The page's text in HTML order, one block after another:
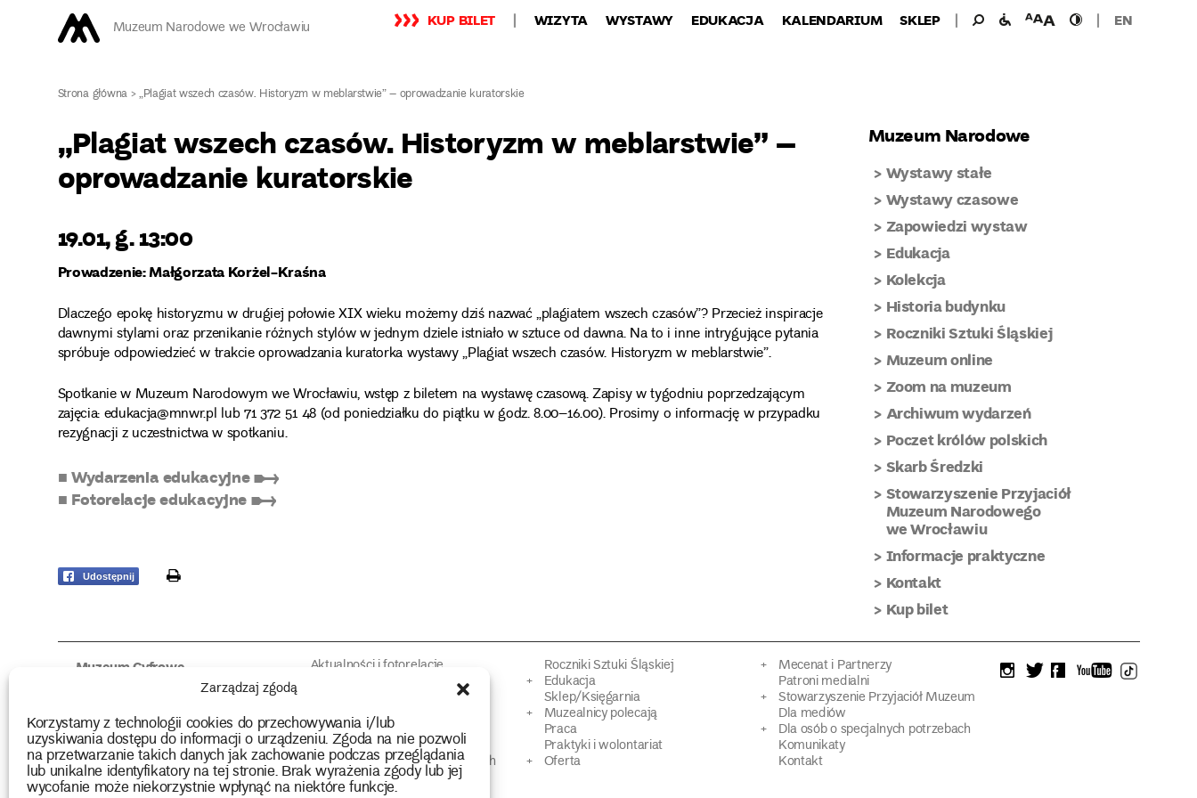
Zarządzaj zgodą
Korzystamy z technologii cookies do przechowywania i/lub
uzyskiwania dostępu do informacji o urządzeniu. Zgoda na nie pozwoli
na przetwarzanie takich danych jak zachowanie podczas przeglądania
lub unikalne identyfikatory na tej stronie. Brak wyrażenia zgody lub jej
wycofanie może niekorzystnie wpłynąć na niektóre funkcje.
Muzeum Narodowe we Wrocławiu KUP BILET WIZYTA WYSTAWY EDUKACJA KALENDARIUM SKLEP Wyszukaj
Wyszukiwanie
dla:
udogodnieniawielkość
czcionki
wysoki
kontrast
EN
Strona główna>„Plagiat wszech czasów. Historyzm w meblarstwie” – oprowadzanie kuratorskie
„Plagiat wszech czasów. Historyzm w meblarstwie” –
oprowadzanie kuratorskie
19.01, g. 13:00
Prowadzenie: Małgorzata Korżel-Kraśna
Dlaczego epokę historyzmu w drugiej połowie XIX wieku możemy dziś nazwać „plagiatem wszech czasów”? Przecież inspiracje
dawnymi stylami oraz przenikanie różnych stylów w jednym dziele istniało w sztuce od dawna. Na to i inne intrygujące pytania
spróbuje odpowiedzieć w trakcie oprowadzania kuratorka wystawy „Plagiat wszech czasów. Historyzm w meblarstwie”.
Spotkanie w Muzeum Narodowym we Wrocławiu, wstęp z biletem na wystawę czasową. Zapisy w tygodniu poprzedzającym
zajęcia: edukacja@mnwr.pl lub 71 372 51 48 (od poniedziałku do piątku w godz. 8.00–16.00). Prosimy o informację w przypadku
rezygnacji z uczestnictwa w spotkaniu.
■ Wydarzenia edukacyjne ➸
■ Fotorelacje edukacyjne ➸
Udostępnij print
Muzeum Narodowe
Wystawy stałe
Wystawy czasowe
Zapowiedzi wystaw
Edukacja
Kolekcja
Historia budynku
Roczniki Sztuki Śląskiej
Muzeum online
Zoom na muzeum
Archiwum wydarzeń
Poczet królów polskich
Skarb Średzki
Stowarzyszenie Przyjaciół
Muzeum Narodowego
we Wrocławiu
Informacje praktyczne
Kontakt
Kup bilet
Muzeum Cyfrowe
Użyczenia obiektów
Biblioteka
Wydawnictwo
Multimedia
Aktualności i fotorelacje
Muzealne rozmowy
Kolekcja
Europejskie Dni Dziedzictwa
Programy badań strat wojennych
Roczniki Sztuki Śląskiej
Edukacja
Sklep/Księgarnia
Muzealnicy polecają
Praca
Praktyki i wolontariat
Oferta
Mecenat i Partnerzy
Patroni medialni
Stowarzyszenie Przyjaciół Muzeum
Dla mediów
Dla osób o specjalnych potrzebach
Komunikaty
Kontakt
instagram
twitterfacebookyoutube
tiktok